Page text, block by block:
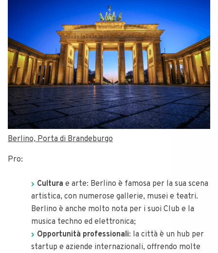
Berlino, Porta di Brandeburgo
Pro:
Cultura e arte: Berlino è famosa per la sua scena
artistica, con numerose gallerie, musei e teatri.
Berlino è anche molto nota per i suoi Club e la
musica techno ed elettronica;
Opportunità professionali: la città è un hub per
startup e aziende internazionali, offrendo molte